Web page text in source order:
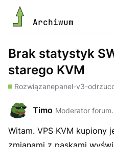
Archiwum
Brak statystyk
starego KVM
Rozwiązanepanel-v3-
Timo Moderator
Witam. VPS KVM kupiony
zmianami z paskami